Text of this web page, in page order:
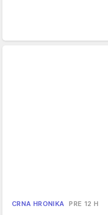
CRNA HRONIKA PRE 12 H